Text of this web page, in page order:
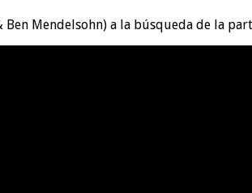
Mendelsohn) a la búsqueda de la